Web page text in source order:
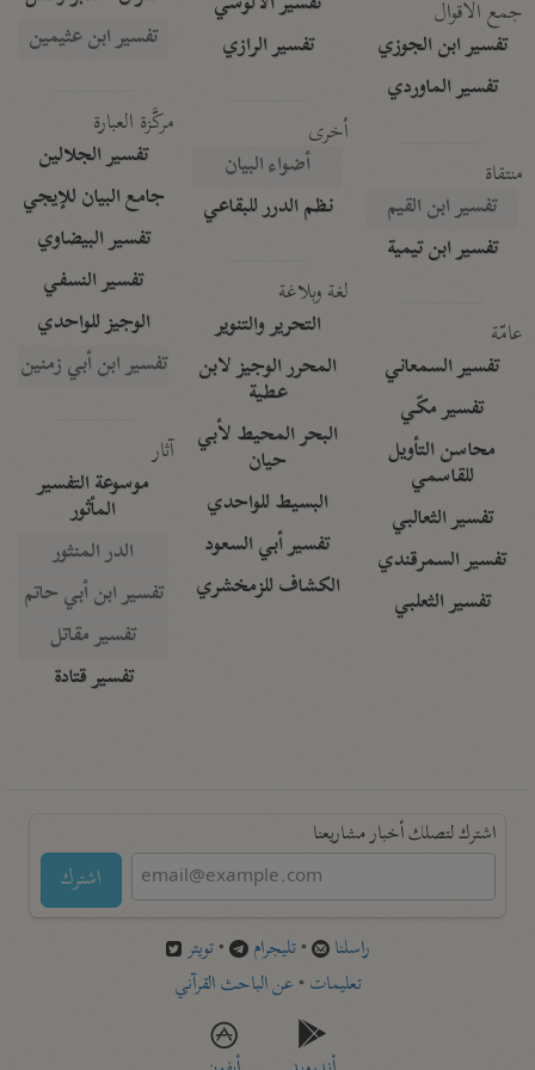
جمع الأقوال
تفسير ابن الجوزي
تفسير الماوردي
منتقاة
تفسير ابن القيم
تفسير ابن تيمية
عامّة
تفسير السمعاني
تفسير مكّي
محاسن التأويل
للقاسمي
تفسير الثعالبي
تفسير السمرقندي
تفسير الثعلبي
تفسير الرازي
أخرى
أضواء البيان
نظم الدرر للبقاعي
لغة وبلاغة
التحرير والتنوير
المحرر الوجيز لابن
عطية
البحر المحيط لأبي
حيان
البسيط للواحدي
تفسير أبي السعود
الكشاف للزمخشري
تفسير ابن عثيمين
مركَّزة العبارة
تفسير الجلالين
جامع البيان للإيجي
تفسير البيضاوي
تفسير النسفي
الوجيز للواحدي
تفسير ابن أبي زمنين
آثار
موسوعة التفسير
المأثور
الدر المنثور
تفسير ابن أبي حاتم
تفسير مقاتل
تفسير قتادة
اشترك لتصلك أخبار مشاريعنا
اشترك
راسلنا •تليجرام •تويتر
تعليمات •عن الباحث القرآني